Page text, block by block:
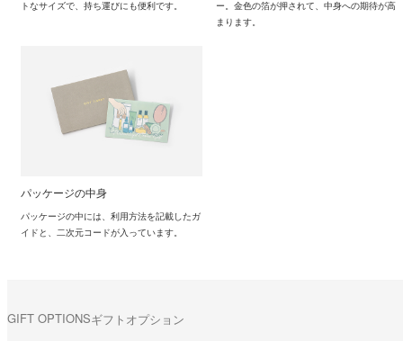
トなサイズで、持ち運びにも便利です。
ー。金色の箔が押されて、中身への期待が高
まります。
パッケージの中身
パッケージの中には、利用方法を記載したガ
イドと、二次元コードが入っています。
GIFT OPTIONSギフトオプション